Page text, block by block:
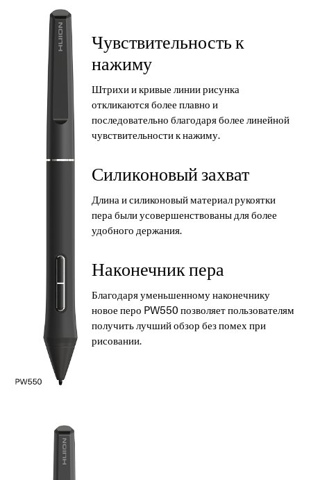
Чувствительность к
нажиму
Штрихи и кривые линии рисунка
откликаются более плавно и
последовательно благодаря более линейной
чувствительности к нажиму.
Силиконовый захват
Длина и силиконовый материал рукоятки
пера были усовершенствованы для более
удобного держания.
Наконечник пера
Благодаря уменьшенному наконечнику
новое перо PW550 позволяет пользователям
получить лучший обзор без помех при
рисовании.